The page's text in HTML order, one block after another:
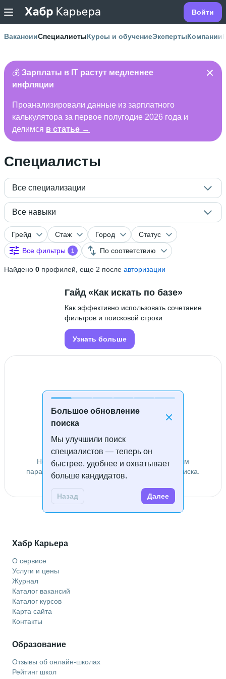
Войти
ВакансииСпециалистыКурсы и обучениеЭкспертыКомпании
💰 Зарплаты в IT растут медленнее
инфляции
Проанализировали данные из зарплатного
калькулятора за первое полугодие 2026 года и
делимся в статье →
Специалисты
Все специализации
Все навыки
Грейд Стаж Город
Статус
Все фильтры
1 По соответствию
Найдено 0 профилей, еще 2 после авторизации
Большое обновление
поиска
Мы улучшили поиск
специалистов — теперь он
быстрее, удобнее и охватывает
больше кандидатов.
Назад Далее
Гайд «Как искать по базе»
Как эффективно использовать сочетание
фильтров и поисковой строки
Узнать больше
Специалисты не найдены
Не удалось найти специалистов по заданным
параметрам. Попробуйте изменить условия поиска.
Хабр Карьера
О сервисе
Услуги и цены
Журнал
Каталог вакансий
Каталог курсов
Карта сайта
Контакты
Образование
Отзывы об онлайн-школах
Рейтинг школ